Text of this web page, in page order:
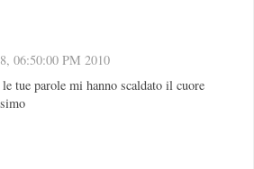
06:50:00 PM 2010
tue parole mi hanno scaldato il cuore